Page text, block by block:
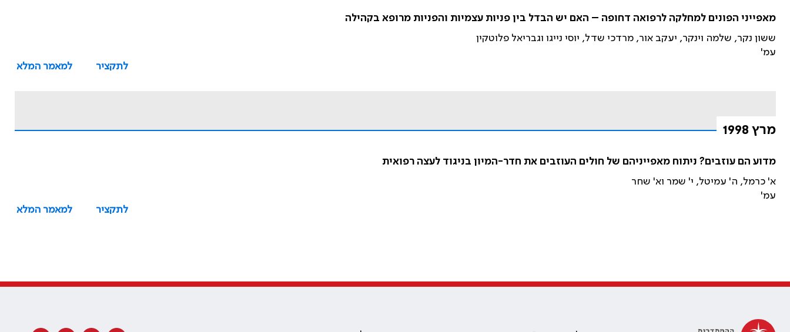
מאפייני הפונים למחלקה לרפואה דחופה – האם יש הבדל בין פניות עצמיות והפניות מרופא בקהילה
ששון נקר, שלמה וינקר, יעקב אור, מרדכי שדל, יוסי נייגו וגבריאל פלוטקין
עמ'
לתקציר
למאמר המלא
מרץ 1998
מדוע הם עוזבים? ניתוח מאפייניהם של חולים העוזבים את חדר-המיון בניגוד לעצה רפואית
א' כרמל, ה' עמיטל, י' שמר וא' שחר
עמ'
לתקציר
למאמר המלא